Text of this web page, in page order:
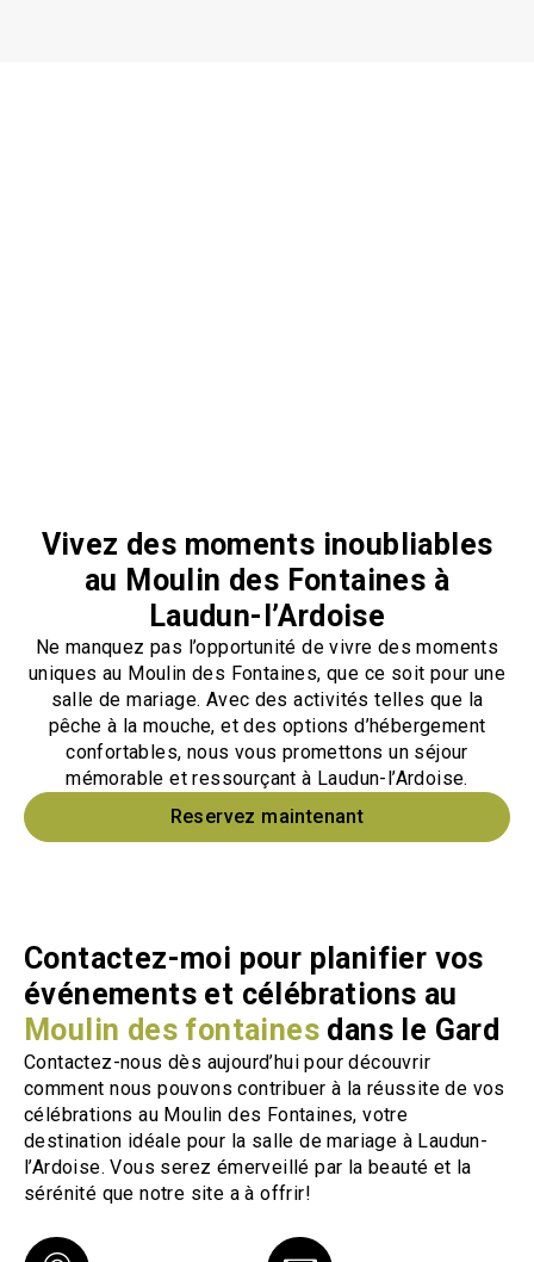
Vivez des moments inoubliables
au Moulin des Fontaines à
Laudun-l’Ardoise
Ne manquez pas l’opportunité de vivre des moments
uniques au Moulin des Fontaines, que ce soit pour une
salle de mariage. Avec des activités telles que la
pêche à la mouche, et des options d’hébergement
confortables, nous vous promettons un séjour
mémorable et ressourçant à Laudun-l’Ardoise.
Reservez maintenant
Contactez-moi pour planifier vos
événements et célébrations au
Moulin des fontaines dans le Gard
Contactez-nous dès aujourd’hui pour découvrir
comment nous pouvons contribuer à la réussite de vos
célébrations au Moulin des Fontaines, votre
destination idéale pour la salle de mariage à Laudun-
l’Ardoise. Vous serez émerveillé par la beauté et la
sérénité que notre site a à offrir!